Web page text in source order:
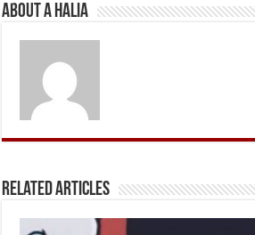
About A Halia
Related Articles